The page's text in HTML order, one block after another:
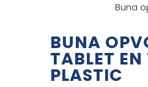
Buna
BUNA
TABLET
PLASTIC